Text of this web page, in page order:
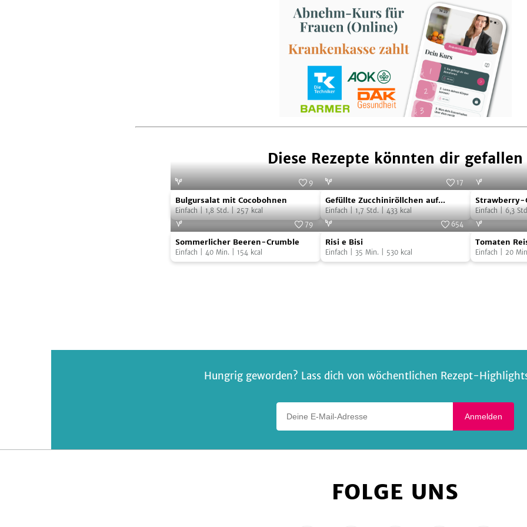
Diese Rezepte könnten dir gefallen
Bulgursalat
mit
Cocobohnen
Foto: Juliette Chrétien/AT Verlag
9
Bulgursalat mit Cocobohnen
Einfach|1,8 Std.|257kcal
Gefüllte
Zucchiniröllchen
auf
Rucolasalat
Tanja Bischof/BLV Buchverlag
17
Gefüllte Zucchiniröllchen auf
Rucolasalat
Einfach|1,7 Std.|433kcal
Strawberry-
Eis
am
Stiel
Strawberry-
Stiel
Einfach|6,3
Sommerlicher
Beeren-
Crumble
Sandra Then
79
Sommerlicher Beeren-Crumble
Einfach 40 Min. 154 kcal
Risi
Bisi
654
Risi e Bisi
Einfach 35 Min. 530kcal
Tomaten
Reis
mit
Tomaten
Einfach 20
Hungrig geworden? Lass dich von wöchentlichen Rezept-
Anmelden
FOLGE UNS